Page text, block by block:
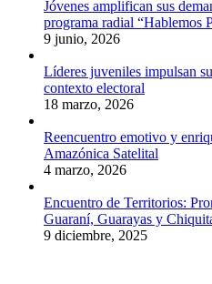
Jóvenes amplifican sus
programa radial “Hablemos
9 junio, 2026
Líderes juveniles impulsan
contexto electoral
18 marzo, 2026
Reencuentro emotivo y
Amazónica Satelital
4 marzo, 2026
Encuentro de Territorios:
Guaraní, Guarayas y
9 diciembre, 2025